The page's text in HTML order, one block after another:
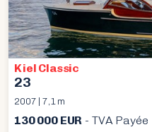
Kiel Classic
23
2007 | 7,1 m
130 000 EUR - TVA Payée